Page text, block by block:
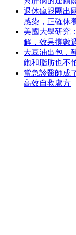
退休瘋跟團出
感染，正確休
美國大學研究
解，效果撐數
大豆油出包，
飽和脂肪也不
當急診醫師成
高效自救處方